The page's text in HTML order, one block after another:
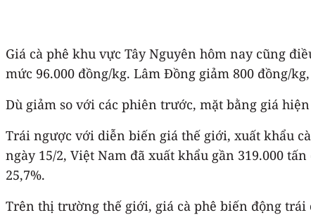
Giá cà phê khu vực Tây Nguyên hôm nay cũng
mức 96.000 đồng/kg. Lâm Đồng giảm 800 đồng/
Dù giảm so với các phiên trước, mặt bằng giá
Trái ngược với diễn biến giá thế giới, xuất khẩu
ngày 15/2, Việt Nam đã xuất khẩu gần 319.000
25,7%.
Trên thị trường thế giới, giá cà phê biến động